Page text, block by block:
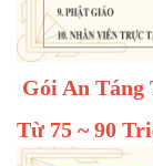
Gói An Táng
Từ 75 ~ 90